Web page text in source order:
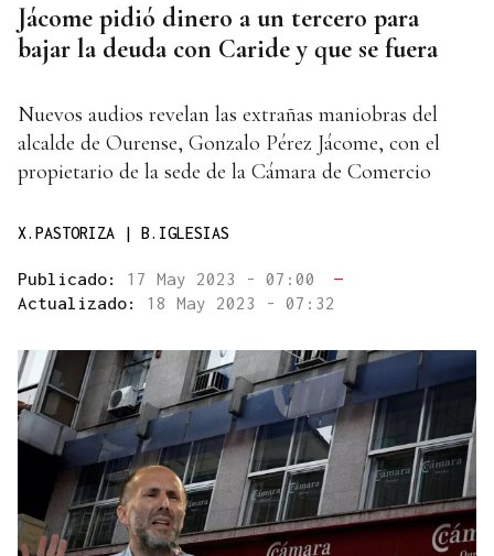
Jácome pidió dinero a un tercero para
bajar la deuda con Caride y que se fuera
Nuevos audios revelan las extrañas maniobras del
alcalde de Ourense, Gonzalo Pérez Jácome, con el
propietario de la sede de la Cámara de Comercio
X.PASTORIZA | B.IGLESIAS
Publicado: 17 May 2023 - 07:00
—
Actualizado: 18 May 2023 - 07:32